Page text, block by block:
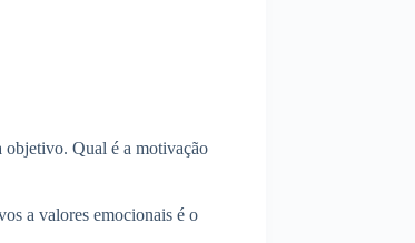
objetivo. Qual é a motivação
a valores emocionais é o